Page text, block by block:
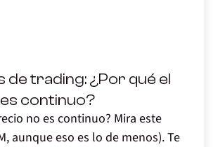
de trading: ¿Por qué el
continuo?
no es continuo? Mira este
aunque eso es lo de menos). Te